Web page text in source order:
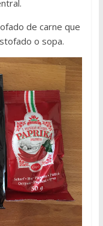
de carne que
o sopa.